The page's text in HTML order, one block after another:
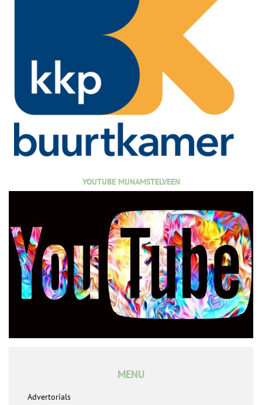
YOUTUBE MIJNAMSTELVEEN
MENU
Advertorials